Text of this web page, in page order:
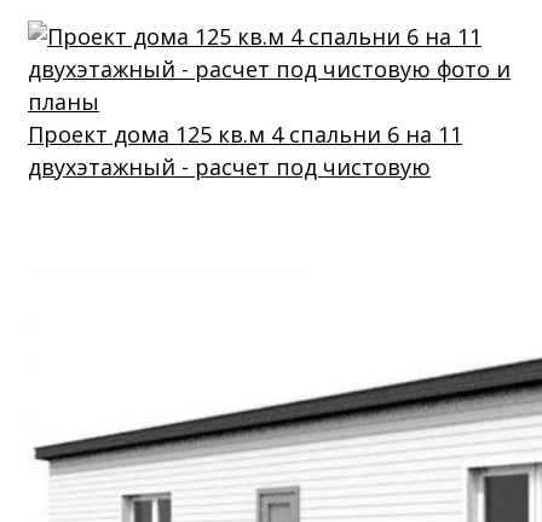
Проект дома 125 кв.м 4 спальни 6 на 11
двухэтажный - расчет под чистовую